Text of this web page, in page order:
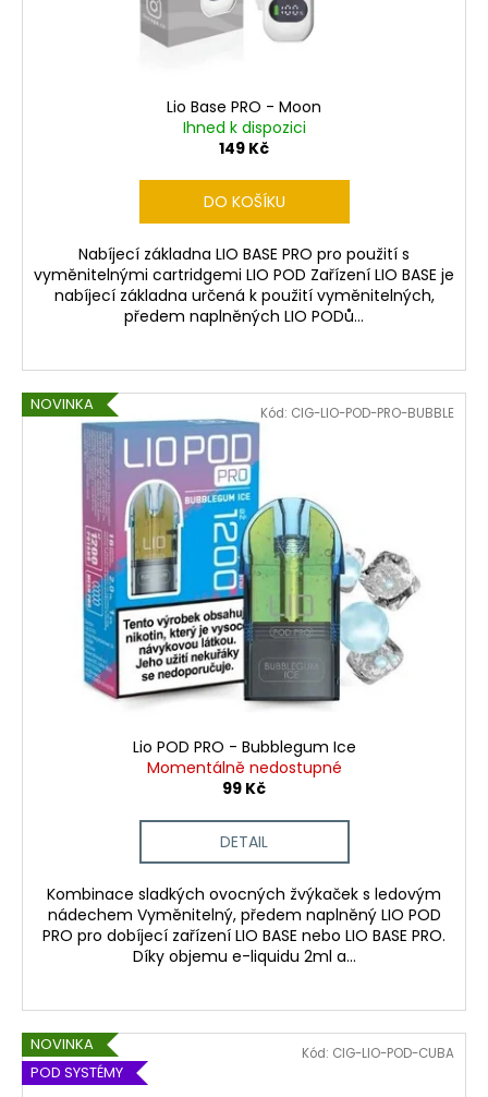
Lio Base PRO - Moon
Ihned k dispozici
149 Kč
DO KOŠÍKU
Nabíjecí základna LIO BASE PRO pro použití s
vyměnitelnými cartridgemi LIO POD Zařízení LIO BASE je
nabíjecí základna určená k použití vyměnitelných,
předem naplněných LIO PODů...
NOVINKA
Lio POD PRO - Bubblegum Ice
Momentálně nedostupné
99 Kč
DETAIL
Kombinace sladkých ovocných žvýkaček s ledovým
nádechem Vyměnitelný, předem naplněný LIO POD
PRO pro dobíjecí zařízení LIO BASE nebo LIO BASE PRO.
Díky objemu e-liquidu 2ml a...
Kód: CIG-LIO-POD-PRO-BUBBLE
NOVINKA
POD SYSTÉMY
Kód: CIG-LIO-POD-CUBA